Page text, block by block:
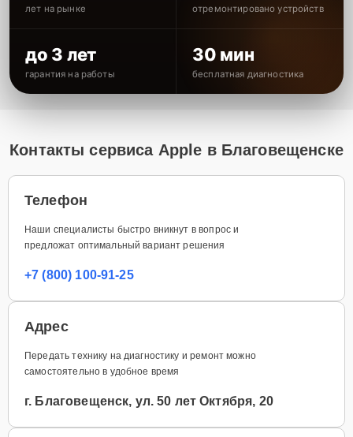
лет на рынке отремонтировано устройств
до 3 лет
гарантия на работы
30 мин
бесплатная диагностика
Контакты сервиса Apple в Благовещенске
Телефон
Наши специалисты быстро вникнут в вопрос и
предложат оптимальный вариант решения
+7 (800) 100-91-25
Адрес
Передать технику на диагностику и ремонт можно
самостоятельно в удобное время
г. Благовещенск, ул. 50 лет Октября, 20